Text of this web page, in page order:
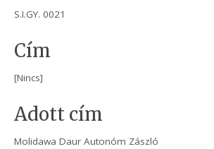
S.I.GY. 0021
Cím
[Nincs]
Adott cím
Molidawa Daur Autonóm Zászló